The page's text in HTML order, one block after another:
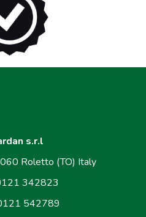
s.r.l
Roletto (TO) Italy
342823
542789